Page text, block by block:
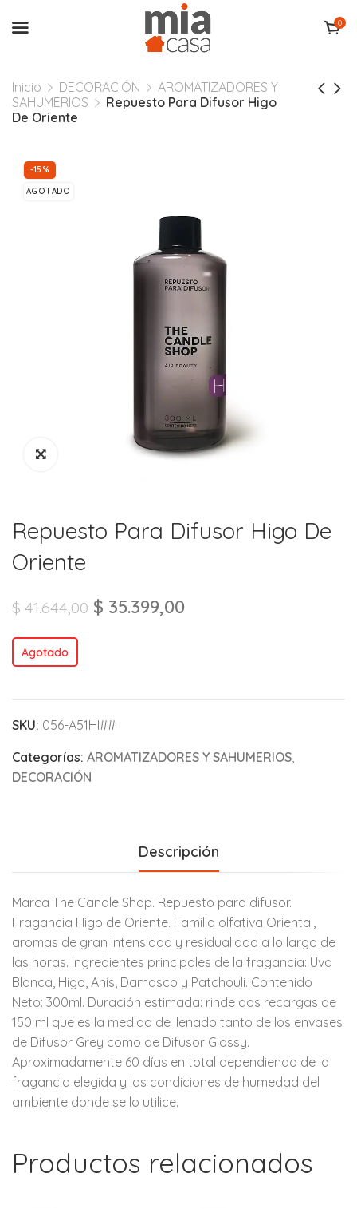
0
Inicio DECORACIÓN
AROMATIZADORES Y
SAHUMERIOS
Repuesto Para Difusor Higo
De Oriente
-15%
AGOTADO
Repuesto Para Difusor Higo De
Oriente
$41.644,00 $ 35.399,00
Agotado
SKU: 056-A51HI##
Categorías: AROMATIZADORES Y SAHUMERIOS,
DECORACIÓN
Descripción
Marca The Candle Shop. Repuesto para difusor.
Fragancia Higo de Oriente. Familia olfativa Oriental,
aromas de gran intensidad y residualidad a lo largo de
las horas. Ingredientes principales de la fragancia: Uva
Blanca, Higo, Anís, Damasco y Patchouli. Contenido
Neto: 300ml. Duración estimada: rinde dos recargas de
150 ml que es la medida de llenado tanto de los envases
de Difusor Grey como de Difusor Glossy.
Aproximadamente 60 días en total dependiendo de la
fragancia elegida y las condiciones de humedad del
ambiente donde se lo utilice.
Productos relacionados